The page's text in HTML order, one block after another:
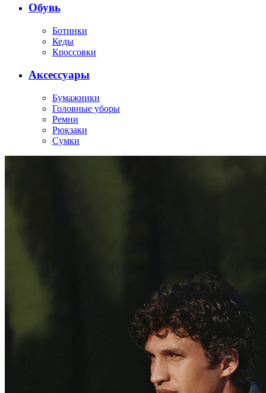
Обувь
Ботинки
Кеды
Кроссовки
Аксессуары
Бумажники
Головные уборы
Ремни
Рюкзаки
Сумки